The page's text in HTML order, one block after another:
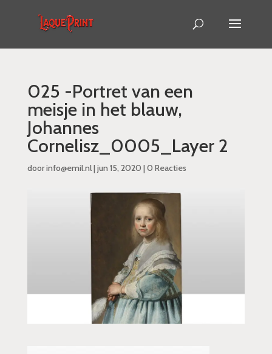
025 -Portret van een
meisje in het blauw,
Johannes
Cornelisz_0005_Layer 2
doorinfo@emil.nl| jun 15, 2020 | 0 Reacties